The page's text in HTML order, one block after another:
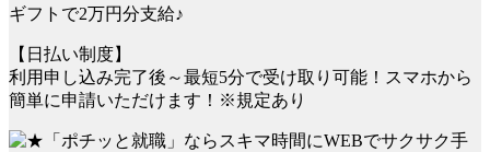
ギフトで2万円分支給♪
【日払い制度】
利用申し込み完了後～最短5分で受け取り可能！スマホから
簡単に申請いただけます！※規定あり